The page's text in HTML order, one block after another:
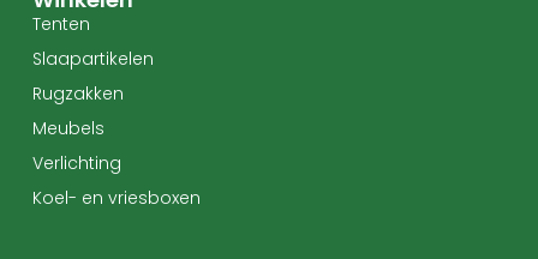
Tenten
Slaapartikelen
Rugzakken
Meubels
Verlichting
Koel- en vriesboxen